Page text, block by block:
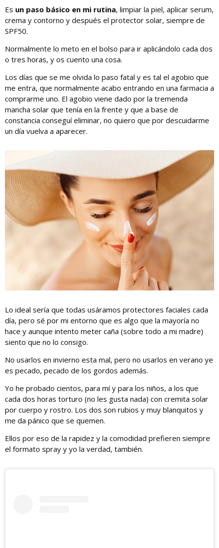
Es un paso básico en mi rutina, limpiar la piel, aplicar serum,
crema y contorno y después el protector solar, siempre de
SPF50.
Normalmente lo meto en el bolso para ir aplicándolo cada dos
o tres horas, y os cuento una cosa.
Los días que se me olvida lo paso fatal y es tal el agobio que
me entra, que normalmente acabo entrando en una farmacia a
comprarme uno. El agobio viene dado por la tremenda
mancha solar que tenía en la frente y que a base de
constancia conseguí eliminar, no quiero que por descuidarme
un día vuelva a aparecer.
Lo ideal sería que todas usáramos protectores faciales cada
día, pero sé por mi entorno que es algo que la mayoría no
hace y aunque intento meter caña (sobre todo a mi madre)
siento que no lo consigo.
No usarlos en invierno esta mal, pero no usarlos en verano ye
es pecado, pecado de los gordos además.
Yo he probado cientos, para mí y para los niños, a los que
cada dos horas torturo (no les gusta nada) con cremita solar
por cuerpo y rostro. Los dos son rubios y muy blanquitos y
me da pánico que se quemen.
Ellos por eso de la rapidez y la comodidad prefieren siempre
el formato spray y yo la verdad, también.